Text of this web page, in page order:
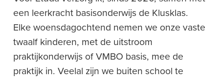
een leerkracht basisonderwijs de Klusklas.
Elke woensdagochtend nemen we onze vaste
twaalf kinderen, met de uitstroom
praktijkonderwijs of VMBO basis, mee de
praktijk in. Veelal zijn we buiten school te